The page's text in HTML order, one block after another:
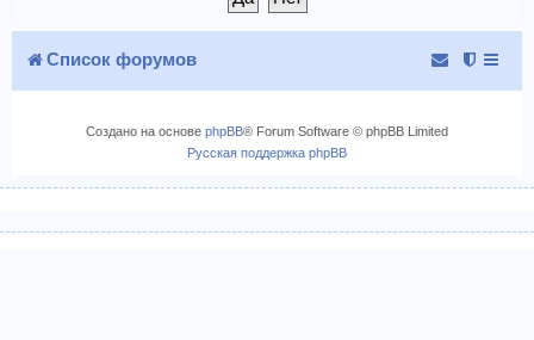
Список форумов
Создано на основе phpBB® Forum Software © phpBB Limited
Русская поддержка phpBB